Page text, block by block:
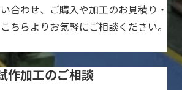
合わせ、ご購入や加工のお見積り・
ちらよりお気軽にご相談ください。
作加工のご相談